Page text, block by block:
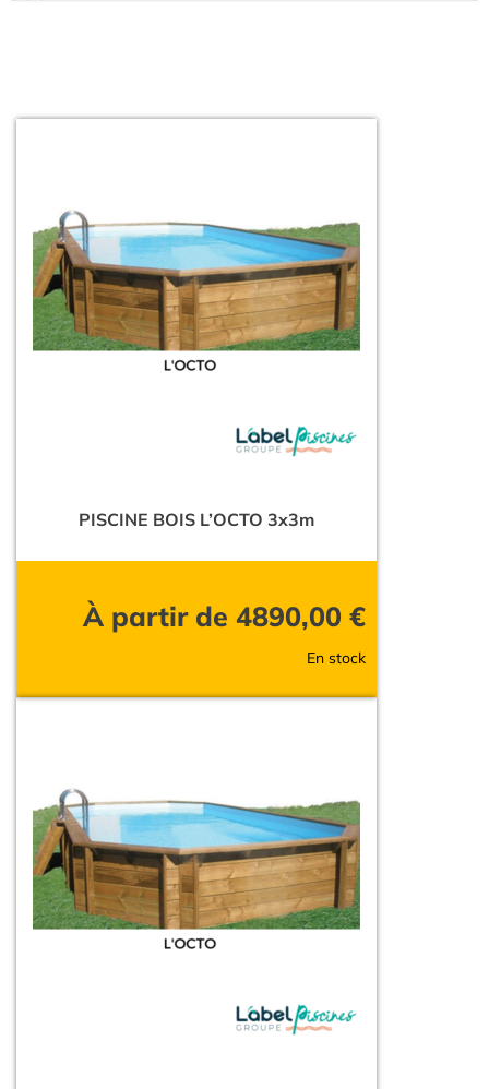
PISCINE BOIS L’OCTO 3x3m
À partir de 4890,00 €
En stock